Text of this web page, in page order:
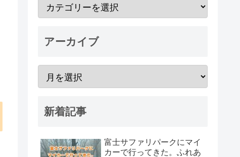
アーカイブ
新着記事
富士サファリパークにマイ
カーで行ってきた。ふれあ